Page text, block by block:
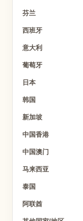
芬兰
西班牙
意大利
葡萄牙
日本
韩国
新加坡
中国香港
中国澳门
马来西亚
泰国
阿联酋